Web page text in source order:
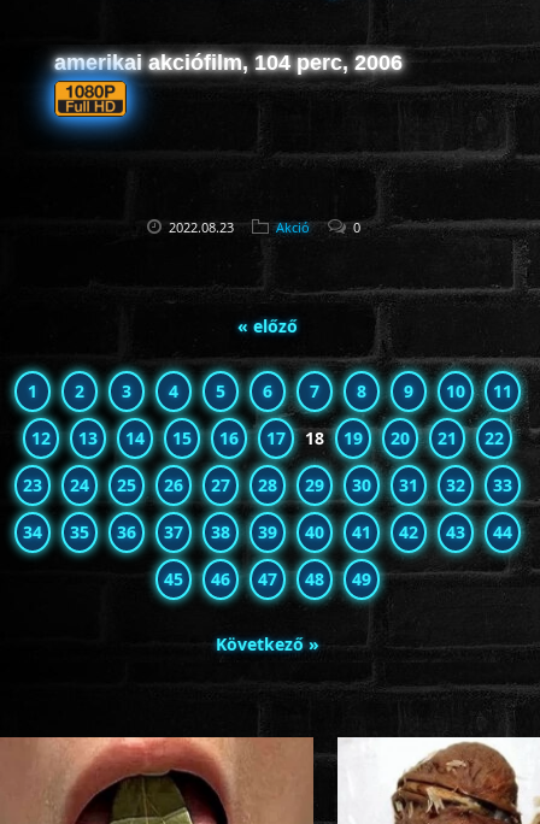
amerikai akciófilm, 104 perc, 2006
2022.08.23 Akció 0
« előző
1 2 3 4 5 6 7 8 9 10 11
12 13 14 15 16 17 18 19 20 21 22
23 24 25 26 27 28 29 30 31 32 33
34 35 36 37 38 39 40 41 42 43 44
45 46 47 48 49
Következő »